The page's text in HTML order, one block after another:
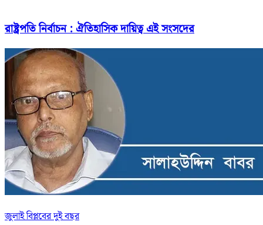
রাষ্ট্রপতি নির্বাচন : ঐতিহাসিক দায়িত্ব এই সংসদের
জুলাই বিপ্লবের দুই বছর